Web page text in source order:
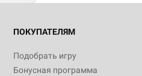
ПОКУПАТЕЛЯМ
Подобрать игру
Бонусная программа